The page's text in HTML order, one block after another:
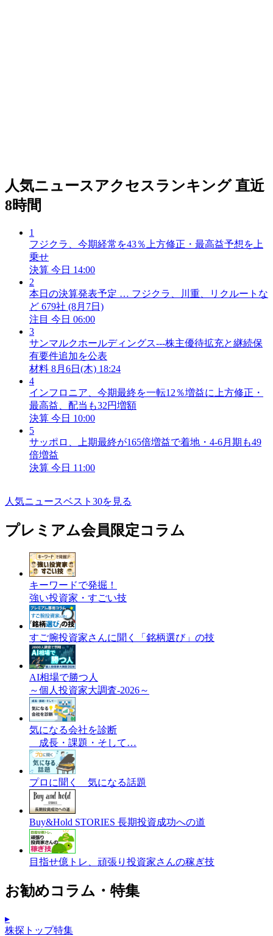
人気ニュースアクセスランキング 直近
8時間
1
フジクラ、今期経常を43％上方修正・最高益予想を上
乗せ
決算 今日 14:00
2
本日の決算発表予定 … フジクラ、川重、リクルートな
ど 679社 (8月7日)
注目 今日 06:00
3
サンマルクホールディングス---株主優待拡充と継続保
有要件追加を公表
材料 8月6日(木) 18:24
4
インフロニア、今期最終を一転12％増益に上方修正・
最高益、配当も32円増額
決算 今日 10:00
5
サッポロ、上期最終が165倍増益で着地・4-6月期も49
倍増益
決算 今日 11:00
人気ニュースベスト30を見る
プレミアム会員限定コラム
キーワードで発掘！
強い投資家・すごい技
すご腕投資家さんに聞く「銘柄選び」の技
AI相場で勝つ人
～個人投資家大調査-2026～
気になる会社を診断
成長・課題・そして…
プロに聞く 気になる話題
Buy&Hold STORIES 長期投資成功への道
目指せ億トレ、頑張り投資家さんの稼ぎ技
お勧めコラム・特集
▸
株探トップ特集